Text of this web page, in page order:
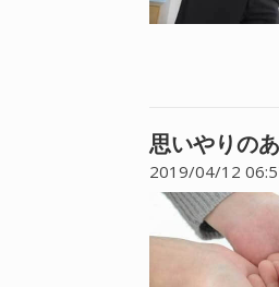
思いやりの
2019/04/12